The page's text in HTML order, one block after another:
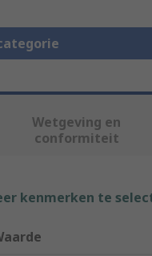
Wetgeving en
conformiteit
kenmerken te